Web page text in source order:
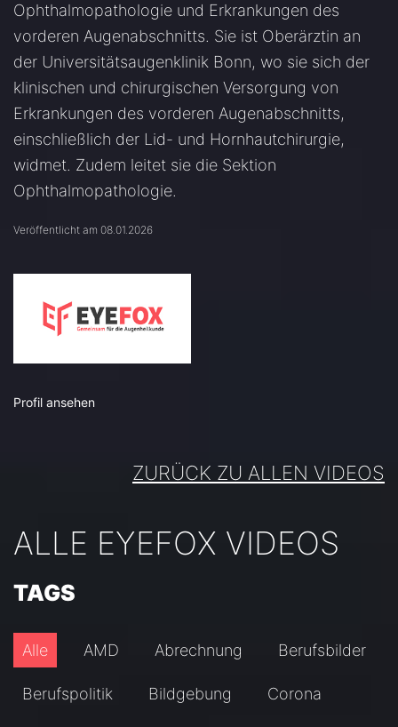
Ophthalmopathologie und Erkrankungen des
vorderen Augenabschnitts. Sie ist Oberärztin an
der Universitätsaugenklinik Bonn, wo sie sich der
klinischen und chirurgischen Versorgung von
Erkrankungen des vorderen Augenabschnitts,
einschließlich der Lid- und Hornhautchirurgie,
widmet. Zudem leitet sie die Sektion
Ophthalmopathologie.
Veröffentlicht am 08.01.2026
Profil ansehen
ZURÜCK ZU ALLEN VIDEOS
ALLE EYEFOX VIDEOS
TAGS
Alle AMD Abrechnung Berufsbilder
Berufspolitik Bildgebung Corona